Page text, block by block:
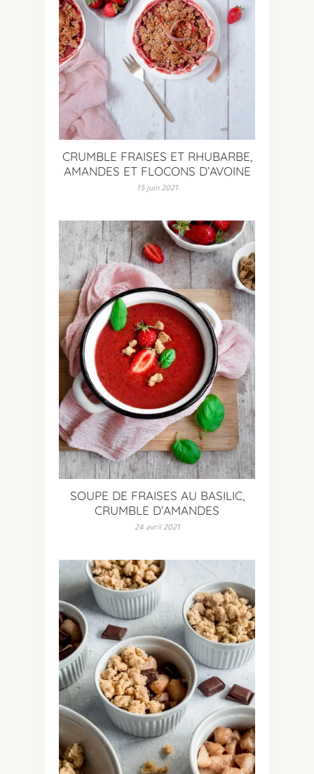
CRUMBLE FRAISES ET RHUBARBE,
AMANDES ET FLOCONS D’AVOINE
15 juin 2021
SOUPE DE FRAISES AU BASILIC,
CRUMBLE D’AMANDES
24 avril 2021